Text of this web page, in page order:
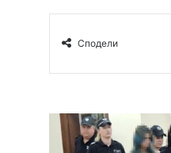
Сподели